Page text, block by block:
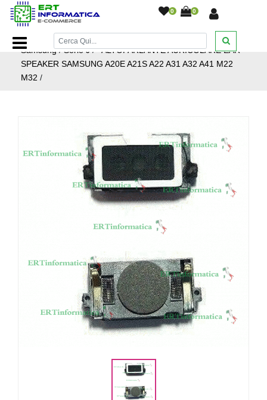
0 0
Home Page/Ricambi smartphone e tablet/Ricambi
Samsung/Serie J/ALTOPARLANTE AURICOLARE EAR
SPEAKER SAMSUNG A20E A21S A22 A31 A32 A41 M22
M32 /